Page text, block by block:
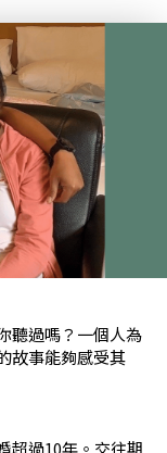
聽過嗎？一個人為
故事能夠感受其
超過10年。交往期